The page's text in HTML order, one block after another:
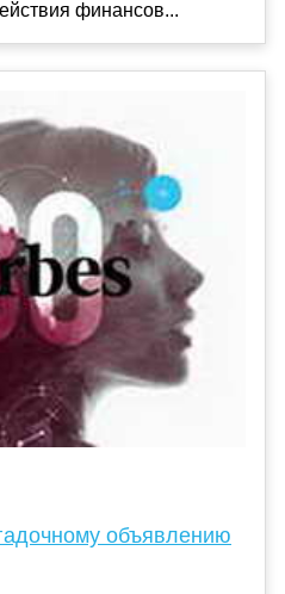
финансов...
объявлению